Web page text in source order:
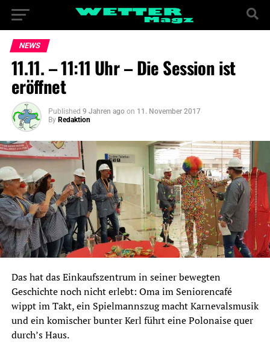
NEWS
11.11. – 11:11 Uhr – Die Session ist
eröffnet
Published 9 Jahren ago on 11. November 2017
By Redaktion
Das hat das Einkaufszentrum in seiner bewegten
Geschichte noch nicht erlebt: Oma im Seniorencafé
wippt im Takt, ein Spielmannszug macht Karnevalsmusik
und ein komischer bunter Kerl führt eine Polonaise quer
durch’s Haus.